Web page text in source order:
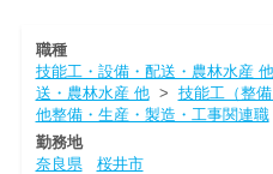
職種
技能工・設備・配送・農林水産
送・農林水産 他> 技能工（整備
他整備・生産・製造・工事関連職
勤務地
奈良県
桜井市